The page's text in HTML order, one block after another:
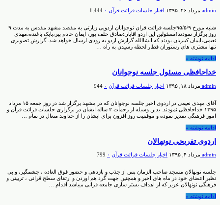
admin مرداد ۲۶, ۱۳۹۵ اخبار جلسات قرائت قرآن ۰ 1,444
شنبه مورخ ۹۵/۵/۹جلسه قرائت قران نوجوانان اردویی زیارتی به مقصد مشهد مقدس به مدت ۹
روز برگزار نمودند!مسئولین این اردو اقایان:صادق خلف پور، ایمان خادم پیر،بابک باغنده،مهدی
نعیمی،ایمان کبیریان بودند که انشاالله گزارش اردو به زودی ارسال خواهد شد. گزارش تصویری:
تنها مشتری های رستوران قطار لحظه رسیدن به راه …
ادامه نوشته »
خداحافظی مسئول جلسه نوجوانان
admin مرداد ۱۸, ۱۳۹۵ اخبار جلسات قرائت قرآن ۰ 944
آقای مهدی نعیمی در اردوی اخیر جلسه نوجوانان که در مشهد برگزار شد در روز جمعه ۱۵ مرداد
۱۳۹۵ خداحافظی نمودند. بدین وسیله از زحمات ۲ ساله ایشان در برگزاری جلسات قرائت قرآن و
امور فرهنگی تقدیر نموده و موفقیت روز افزون برای ایشان را از خداوند متعال در تمام …
ادامه نوشته »
اردوی تفریحی نونهالان
admin مرداد ۴, ۱۳۹۵ اخبار جلسات قرائت قرآن ۰ 799
جلسه نونهالان مسجد صاحب الزمان پس از جذب و بازدهی و حضور فوق العاده ، چشمگیر، و بی
نظیر اعضای خود در ماه های اخیر و همچنین جهت گرد هم اوردن و ارتقای سطح قرانی ، تربیتی و
فرهنگی نونهالان عزیز که از اهداف بستر سازی جامعه قرانی میباشد اقدام …
ادامه نوشته »